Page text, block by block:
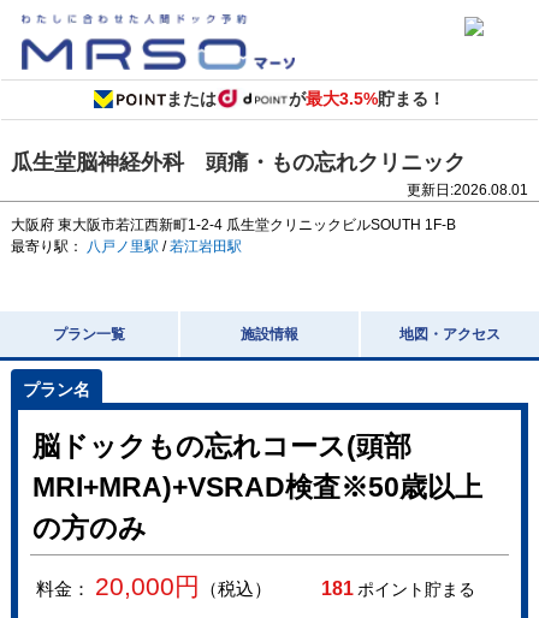
または が最大3.5%貯まる！
瓜生堂脳神経外科 頭痛・もの忘れクリニック
更新日:2026.08.01
大阪府 東大阪市若江西新町1-2-4 瓜生堂クリニックビルSOUTH 1F-B
最寄り駅： 八戸ノ里駅 /若江岩田駅
プラン一覧 施設情報 地図・アクセス
脳ドックもの忘れコース(頭部
MRI+MRA)+VSRAD検査※50歳以上
の方のみ
料金： 20,000円 （税込） 181ポイント貯まる